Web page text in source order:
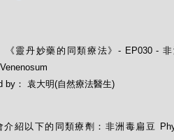
《靈丹妙藥的同類療法》- EP030 -
by： 袁大明(自然療法醫生)
介紹以下的同類療劑：非洲毒扁豆